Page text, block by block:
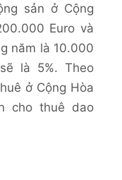
sản ở Cộng
Euro và
năm là 10.000
là 5%. Theo
ở Cộng Hòa
cho thuê dao